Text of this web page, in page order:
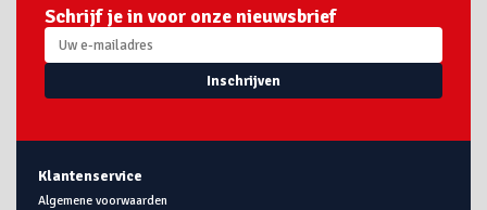
Schrijf je in voor onze nieuwsbrief
Inschrijven
Klantenservice
Algemene voorwaarden